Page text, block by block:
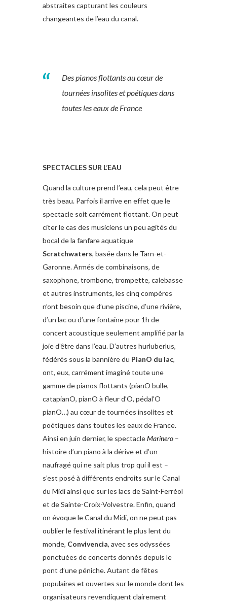
abstraites capturant les couleurs
changeantes de l’eau du canal.
Des pianos flottants au cœur de
tournées insolites et poétiques dans
toutes les eaux de France
SPECTACLES SUR L’EAU
Quand la culture prend l’eau, cela peut être
très beau. Parfois il arrive en effet que le
spectacle soit carrément flottant. On peut
citer le cas des musiciens un peu agités du
bocal de la fanfare aquatique
Scratchwaters, basée dans le Tarn-et-
Garonne. Armés de combinaisons, de
saxophone, trombone, trompette, calebasse
et autres instruments, les cinq compères
n’ont besoin que d’une piscine, d’une rivière,
d’un lac ou d’une fontaine pour 1h de
concert acoustique seulement amplifié par la
joie d’être dans l’eau. D’autres hurluberlus,
fédérés sous la bannière du PianO du lac,
ont, eux, carrément imaginé toute une
gamme de pianos flottants (pianO bulle,
catapianO, pianO à fleur d’O, pédal’O
pianO…) au cœur de tournées insolites et
poétiques dans toutes les eaux de France.
Ainsi en juin dernier, le spectacleMarinero –
histoire d’un piano à la dérive et d’un
naufragé qui ne sait plus trop qui il est –
s’est posé à différents endroits sur le Canal
du Midi ainsi que sur les lacs de Saint-Ferréol
et de Sainte-Croix-Volvestre. Enfin, quand
on évoque le Canal du Midi, on ne peut pas
oublier le festival itinérant le plus lent du
monde, Convivencia, avec ses odyssées
ponctuées de concerts donnés depuis le
pont d’une péniche. Autant de fêtes
populaires et ouvertes sur le monde dont les
organisateurs revendiquent clairement